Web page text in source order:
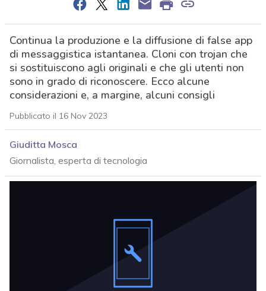
Continua la produzione e la diffusione di false app
di messaggistica istantanea. Cloni con trojan che
si sostituiscono agli originali e che gli utenti non
sono in grado di riconoscere. Ecco alcune
considerazioni e, a margine, alcuni consigli
Pubblicato il 16 Nov 2023
Giuditta Mosca
Giornalista, esperta di tecnologia